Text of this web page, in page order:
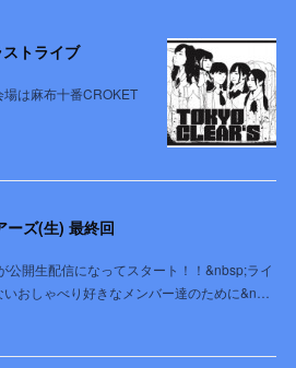
トライブ
は麻布十番CROKET
ーズ(生) 最終回
開生配信になってスタート！！&nbsp;ライ
おしゃべり好きなメンバー達のために&n…